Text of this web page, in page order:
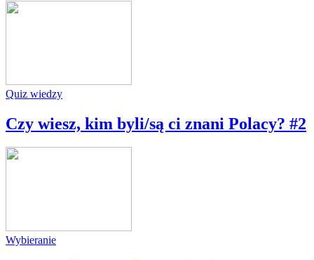
Quiz wiedzy
Czy wiesz, kim byli/są ci znani Polacy? #2
Wybieranie